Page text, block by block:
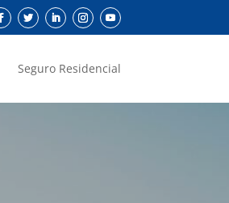
Seguro Residencial